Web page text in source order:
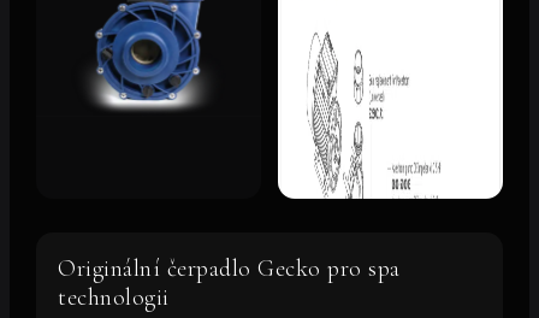
Originální čerpadlo Gecko pro spa
technologii